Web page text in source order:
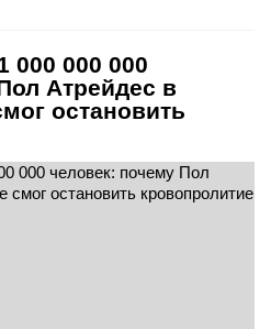
000 000 000
Атрейдес в
остановить